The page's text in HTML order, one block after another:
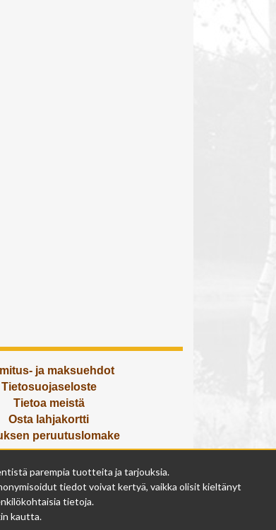
ja maksuehdot
Tietosuojaseloste
Tietoa meistä
Osta lahjakortti
peruutuslomake
Olemme avoinna
ma - pe 9 - 17
la 9 - 14
su suljettu
parempia tuotteita ja tarjouksia.
tiedot voivat kertyä, vaikka olisit kieltänyt
tietoja.
kautta.